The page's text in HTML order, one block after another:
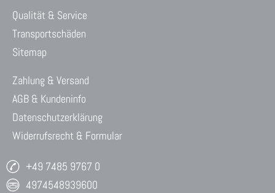
Qualität & Service
Transportschäden
Sitemap
Zahlung & Versand
AGB & Kundeninfo
Datenschutzerklärung
Widerrufsrecht & Formular
+49 7485 9767 0
4974548939600